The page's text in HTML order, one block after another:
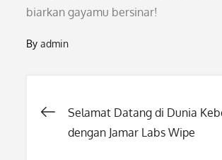
biarkan gayamu bersinar!
Byadmin
Post
Selamat Datang di Dunia
dengan Jamar Labs Wipe